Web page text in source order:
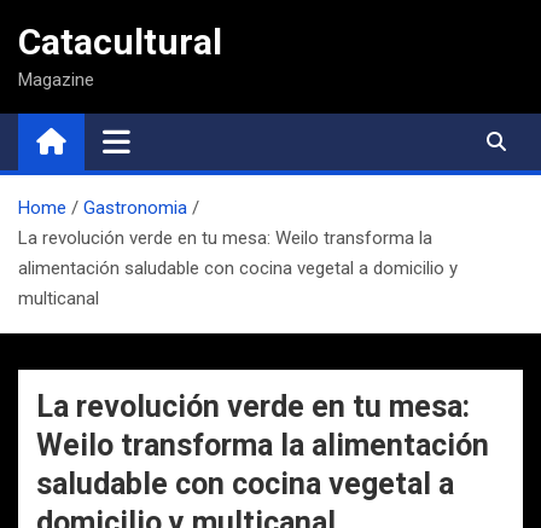
contenido
Catacultural
Magazine
Home
Gastronomia
La revolución verde en tu mesa: Weilo transforma la
alimentación saludable con cocina vegetal a domicilio y
multicanal
La revolución verde en tu mesa:
Weilo transforma la alimentación
saludable con cocina vegetal a